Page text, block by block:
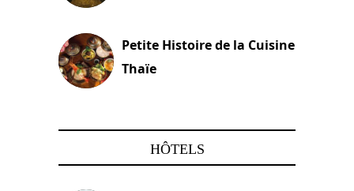
Petite Histoire de la Cuisine
Thaïe
HÔTELS